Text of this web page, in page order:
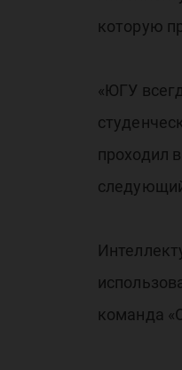
которую
«ЮГУ
проходил
команда